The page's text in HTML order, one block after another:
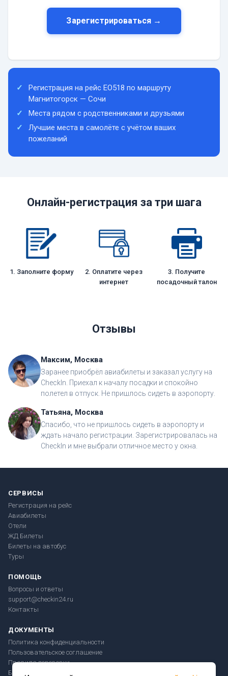
Зарегистрироваться →
Регистрация на рейс EO518 по маршруту
Магнитогорск — Сочи
Места рядом с родственниками и друзьями
Лучшие места в самолёте с учётом ваших
пожеланий
Онлайн-регистрация за три шага
1. Заполните форму
2. Оплатите через
интернет
3. Получите
посадочный талон
Отзывы
Максим, Москва
Заранее приобрёл авиабилеты и заказал услугу на
CheckIn. Приехал к началу посадки и спокойно
полетел в отпуск. Не пришлось сидеть в аэропорту.
Татьяна, Москва
Спасибо, что не пришлось сидеть в аэропорту и
ждать начало регистрации. Зарегистрировалась на
CheckIn и мне выбрали отличное место у окна.
СЕРВИСЫ
Регистрация на рейс
Авиабилеты
Отели
ЖД Билеты
Билеты на автобус
Туры
ПОМОЩЬ
Вопросы и ответы
support@checkin24.ru
Контакты
ДОКУМЕНТЫ
Политика конфиденциальности
Пользовательское соглашение
Правила перевозки
Безопасность платежей